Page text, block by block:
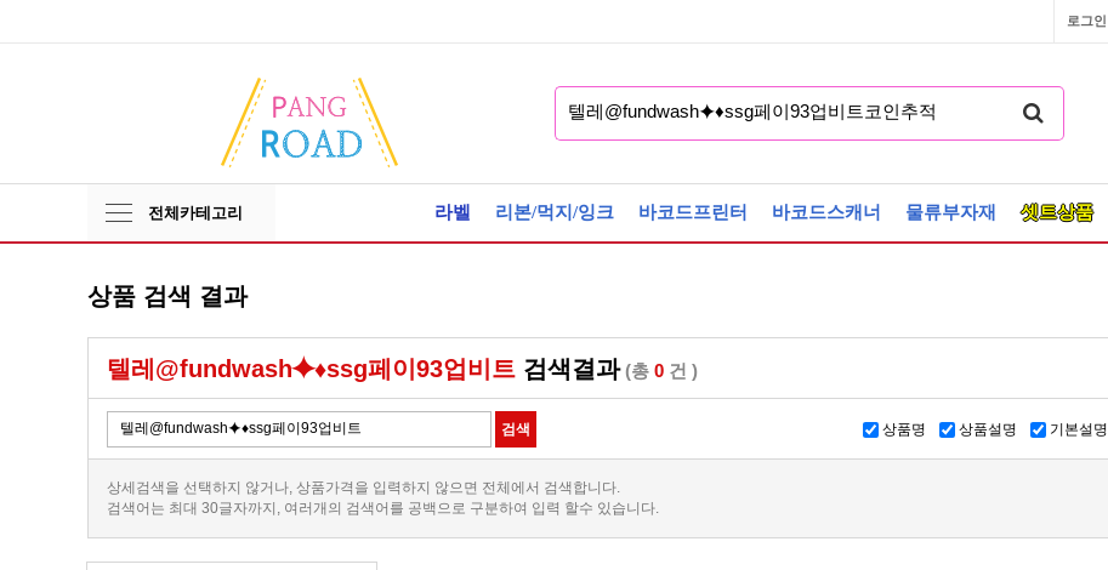
로그인
전체카테고리 라벨 리본/먹지/잉크 바코드프린터 바코드스캐너 물류부자재 셋트상품
상품 검색 결과
텔레@fundwash⯌♦ssg페이93업비트 검색결과(총 0 건 )
상품명 상품설명 기본설명
상세검색을 선택하지 않거나, 상품가격을 입력하지 않으면 전체에서 검색합니다.
검색어는 최대 30글자까지, 여러개의 검색어를 공백으로 구분하여 입력 할수 있습니다.